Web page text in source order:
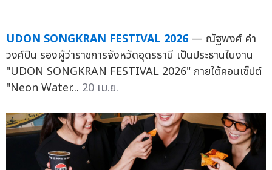
UDON SONGKRAN FESTIVAL 2026 — ณัฐพงศ์ คำ
วงศ์ปิน รองผู้ว่าราชการจังหวัดอุดรธานี เป็นประธานในงาน
"UDON SONGKRAN FESTIVAL 2026" ภายใต้คอนเซ็ปต์
"Neon Water... 20 เม.ย.